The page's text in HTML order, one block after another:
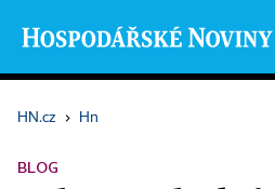
HN.cz › Hn
BLOG